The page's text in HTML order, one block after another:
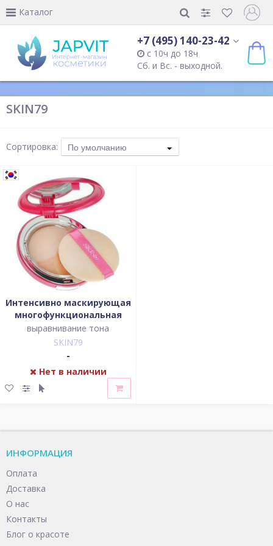
Каталог
+7 (495) 140-23-42
с 10ч до 18ч
Сб. и Вс. - выходной.
SKIN79
Сортировка: По умолчанию
Интенсивно маскирующая
многофункциональная
компактная ББ пудра "Хот
пинк", 15гр, SKIN79
выравнивание тона
SKIN79
-
Нет в наличии
ИНФОРМАЦИЯ
Оплата
Доставка
О нас
Контакты
Блог о красоте